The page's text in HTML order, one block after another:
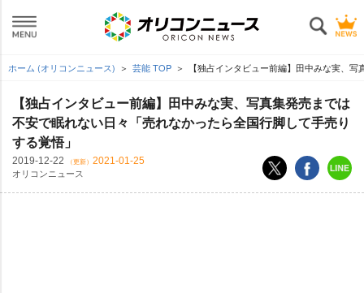
ホーム (オリコンニュース) 芸能 TOP 【独占インタビュー前編】田中みな実、
【独占インタビュー前編】田中みな実、写真集発売までは
不安で眠れない日々「売れなかったら全国行脚して手売り
する覚悟」
2019-12-22 （更新） 2021-01-25
オリコンニュース